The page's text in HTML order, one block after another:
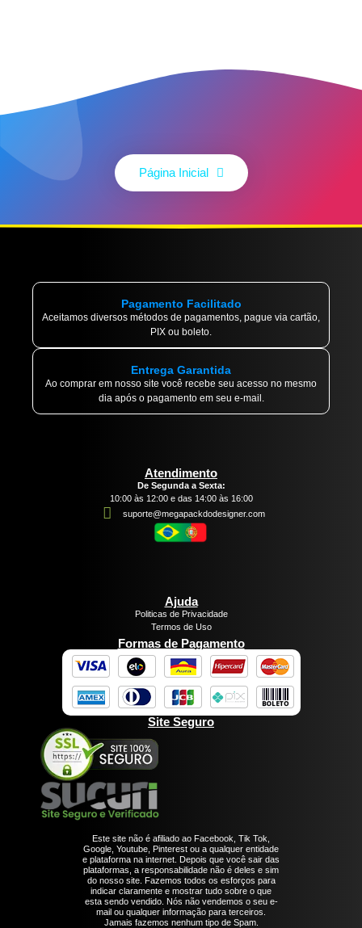
Página Inicial
Pagamento Facilitado
Aceitamos diversos métodos de pagamentos, pague via cartão,
PIX ou boleto.
Entrega Garantida
Ao comprar em nosso site você recebe seu acesso no mesmo
dia após o pagamento em seu e-mail.
Atendimento
De Segunda a Sexta:
10:00 às 12:00 e das 14:00 às 16:00
suporte@megapackdodesigner.com
Ajuda
Politicas de Privacidade
Termos de Uso
Formas de Pagamento
Site Seguro
Este site não é afiliado ao Facebook, Tik Tok,
Google, Youtube, Pinterest ou a qualquer entidade
e plataforma na internet. Depois que você sair das
plataformas, a responsabilidade não é deles e sim
do nosso site. Fazemos todos os esforços para
indicar claramente e mostrar tudo sobre o que
esta sendo vendido. Nós não vendemos o seu e-
mail ou qualquer informação para terceiros.
Jamais fazemos nenhum tipo de Spam.